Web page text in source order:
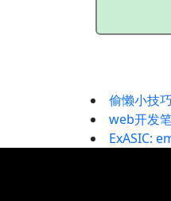
偷懒小技
web开发
ExASIC: